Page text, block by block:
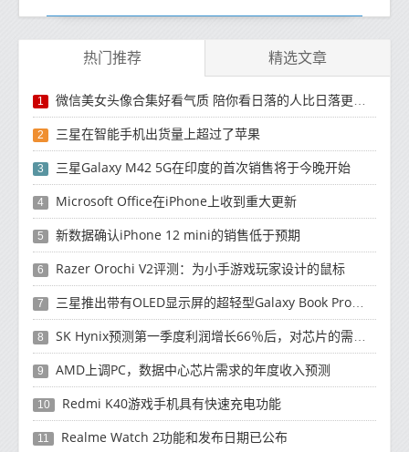
热门推荐 精选文章
1 微信美女头像合集好看气质 陪你看日落的人比日落更浪漫
2 三星在智能手机出货量上超过了苹果
3 三星Galaxy M42 5G在印度的首次销售将于今晚开始
4 Microsoft Office在iPhone上收到重大更新
5 新数据确认iPhone 12 mini的销售低于预期
6 Razer Orochi V2评测：为小手游戏玩家设计的鼠标
7 三星推出带有OLED显示屏的超轻型Galaxy Book Pro和Galaxy Book Pro 360笔记本电脑
8 SK Hynix预测第一季度利润增长66％后，对芯片的需求将增强
9 AMD上调PC，数据中心芯片需求的年度收入预测
10 Redmi K40游戏手机具有快速充电功能
11 Realme Watch 2功能和发布日期已公布